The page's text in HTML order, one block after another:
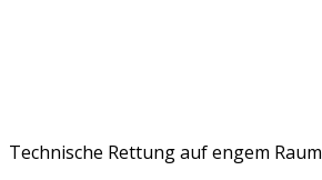
Technische Rettung auf engem Raum